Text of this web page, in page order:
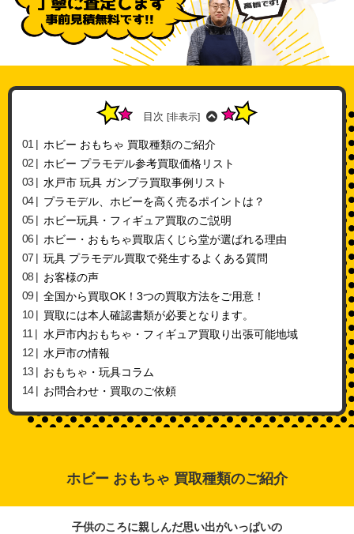
目次 [非表示]
ホビー おもちゃ 買取種類のご紹介
ホビー プラモデル参考買取価格リスト
水戸市 玩具 ガンプラ買取事例リスト
プラモデル、ホビーを高く売るポイントは？
ホビー玩具・フィギュア買取のご説明
ホビー・おもちゃ買取店くじら堂が選ばれる理由
玩具 プラモデル買取で発生するよくある質問
お客様の声
全国から買取OK！3つの買取方法をご用意！
買取には本人確認書類が必要となります。
水戸市内おもちゃ・フィギュア買取り出張可能地域
水戸市の情報
おもちゃ・玩具コラム
お問合わせ・買取のご依頼
ホビー おもちゃ 買取種類のご紹介
子供のころに親しんだ思い出がいっぱいの